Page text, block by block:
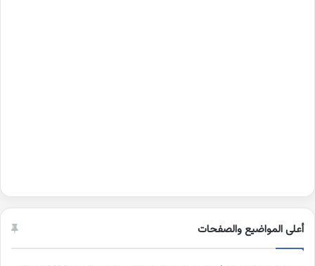
أعلى المواضيع والصفحات